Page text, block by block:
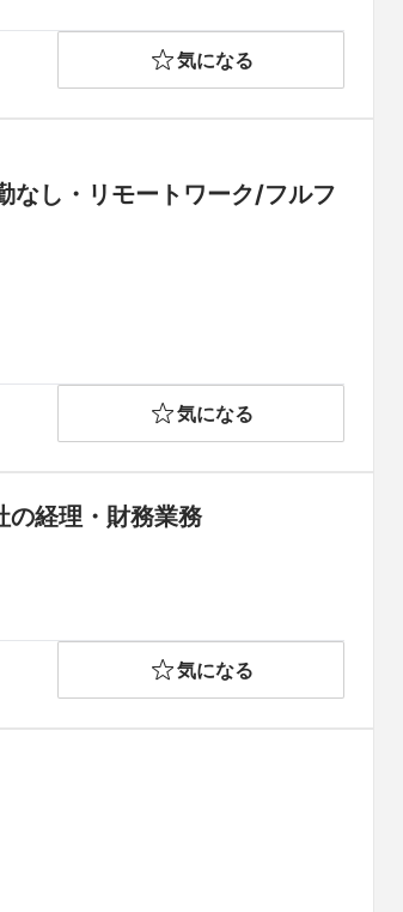
気になる
し・リモートワーク/フルフ
気になる
の経理・財務業務
気になる